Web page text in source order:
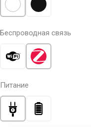
Беспроводная связь
Питание